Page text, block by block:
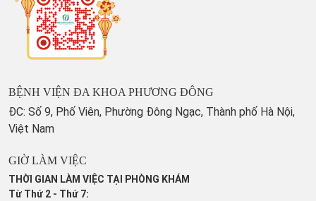
BỆNH VIỆN ĐA KHOA PHƯƠNG ĐÔNG
ĐC: Số 9, Phố Viên, Phường Đông Ngạc, Thành phố Hà Nội,
Việt Nam
GIỜ LÀM VIỆC
THỜI GIAN LÀM VIỆC TẠI PHÒNG KHÁM
Từ Thứ 2 - Thứ 7: